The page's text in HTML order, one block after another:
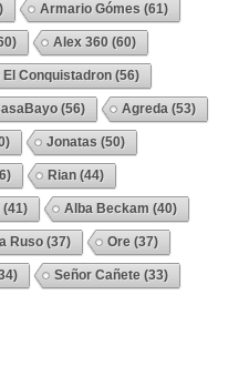
Armario Gómes (61)
Alex 360 (60)
El Conquistadron (56)
(56) Agreda (53)
Jonatas (50)
Rian (44)
(41) Alba Beckam (40)
Ruso (37) Ore (37)
Señor Cañete (33)